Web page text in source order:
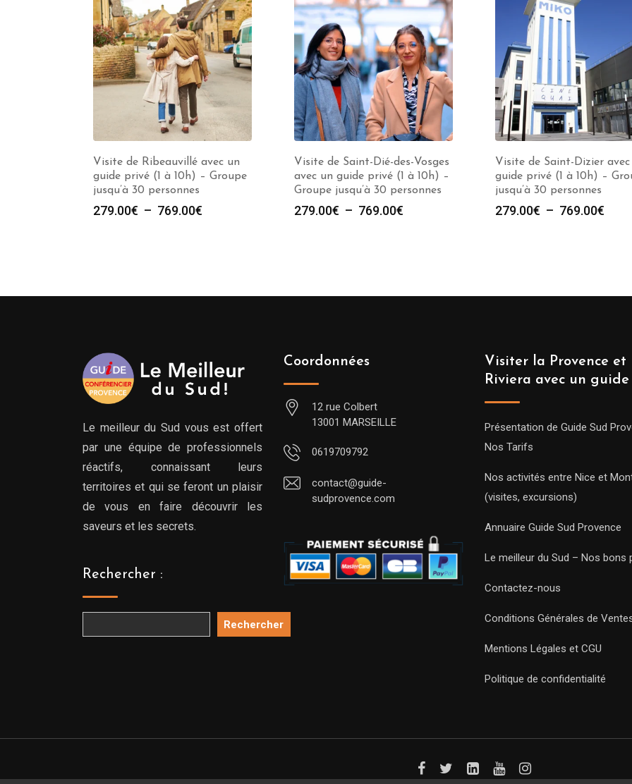
Visite de Ribeauvillé avec un
guide privé (1 à 10h) – Groupe
jusqu’à 30 personnes
279.00€ – 769.00€
Visite de Saint-Dié-des-Vosges
avec un guide privé (1 à 10h) –
Groupe jusqu’à 30 personnes
279.00€ – 769.00€
Visite de Saint-Dizier
guide privé (1 à 10h) –
jusqu’à 30 personnes
279.00€ – 769.00€
Le meilleur du Sud vous est offert
par une équipe de professionnels
réactifs, connaissant leurs
territoires et qui se feront un plaisir
de vous en faire découvrir les
saveurs et les secrets.
Rechercher :
Rechercher
Coordonnées
12 rue Colbert
13001 MARSEILLE
0619709792
contact@guide-
sudprovence.com
Visiter la Provence et
Riviera avec un guide
Présentation de Guide Sud
Nos Tarifs
Nos activités entre Nice et
(visites, excursions)
Annuaire Guide Sud Provence
Le meilleur du Sud – Nos bons
Contactez-nous
Conditions Générales de
Mentions Légales et CGU
Politique de confidentialité